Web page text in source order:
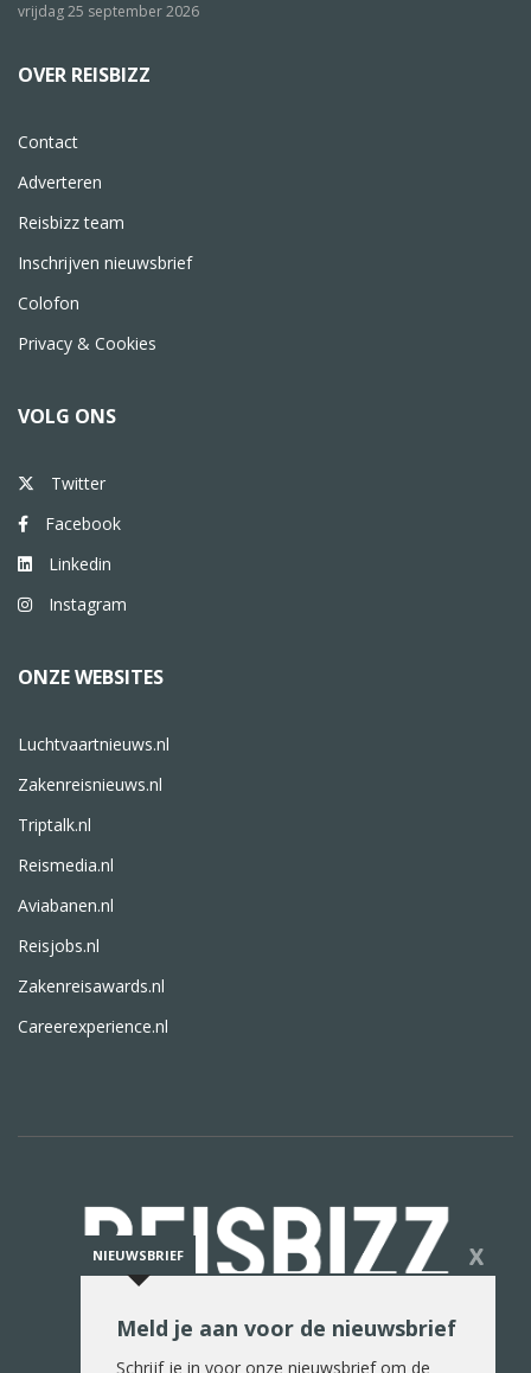
vrijdag 25 september 2026
OVER REISBIZZ
Contact
Adverteren
Reisbizz team
Inschrijven nieuwsbrief
Colofon
Privacy & Cookies
VOLG ONS
Twitter
Facebook
Linkedin
Instagram
ONZE WEBSITES
Luchtvaartnieuws.nl
Zakenreisnieuws.nl
Triptalk.nl
Reismedia.nl
Aviabanen.nl
Reisjobs.nl
Zakenreisawards.nl
Careerexperience.nl
De reiswereld in woord en beeld
NIEUWSBRIEF X
Meld je aan voor de nieuwsbrief
Schrijf je in voor onze nieuwsbrief om de